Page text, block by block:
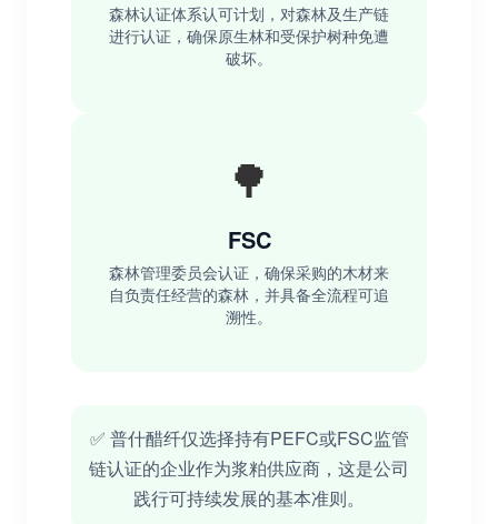
森林认证体系认可计划，对森林及生产链
进行认证，确保原生林和受保护树种免遭
破坏。
🌳
FSC
森林管理委员会认证，确保采购的木材来
自负责任经营的森林，并具备全流程可追
溯性。
✅ 普什醋纤仅选择持有PEFC或FSC监管
链认证的企业作为浆粕供应商，这是公司
践行可持续发展的基本准则。